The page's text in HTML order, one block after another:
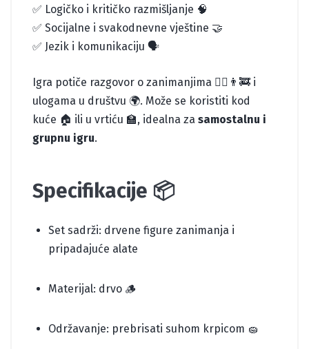
✅ Logičko i kritičko razmišljanje 🧠
✅ Socijalne i svakodnevne vještine 🤝
✅ Jezik i komunikaciju 🗣️
Igra potiče razgovor o zanimanjima 👩‍⚕️👨‍🚒 i
ulogama u društvu 🌍. Može se koristiti kod
kuće 🏠 ili u vrtiću 🏫, idealna za samostalnu i
grupnu igru.
Specifikacije 📦
Set sadrži: drvene figure zanimanja i
pripadajuće alate
Materijal: drvo 🪵
Održavanje: prebrisati suhom krpicom 🧽